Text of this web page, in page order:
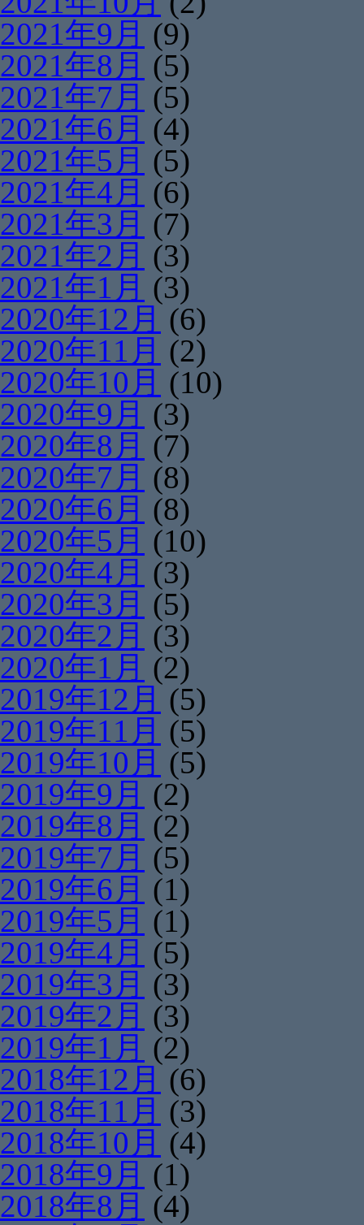
2021年9月 (9)
2021年8月 (5)
2021年7月 (5)
2021年6月 (4)
2021年5月 (5)
2021年4月 (6)
2021年3月 (7)
2021年2月 (3)
2021年1月 (3)
2020年12月 (6)
2020年11月 (2)
2020年10月 (10)
2020年9月 (3)
2020年8月 (7)
2020年7月 (8)
2020年6月 (8)
2020年5月 (10)
2020年4月 (3)
2020年3月 (5)
2020年2月 (3)
2020年1月 (2)
2019年12月 (5)
2019年11月 (5)
2019年10月 (5)
2019年9月 (2)
2019年8月 (2)
2019年7月 (5)
2019年6月 (1)
2019年5月 (1)
2019年4月 (5)
2019年3月 (3)
2019年2月 (3)
2019年1月 (2)
2018年12月 (6)
2018年11月 (3)
2018年10月 (4)
2018年9月 (1)
2018年8月 (4)